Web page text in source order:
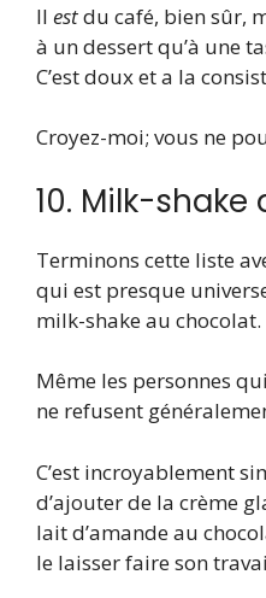
Il estdu café, bien sûr,
à un dessert qu’à une
C’est doux et a la
Croyez-moi; vous ne
10. Milk-
Terminons cette liste
qui est presque
milk-shake au chocolat.
Même les personnes
ne refusent
C’est incroyablement
d’ajouter de la crème
lait d’amande au
le laisser faire son